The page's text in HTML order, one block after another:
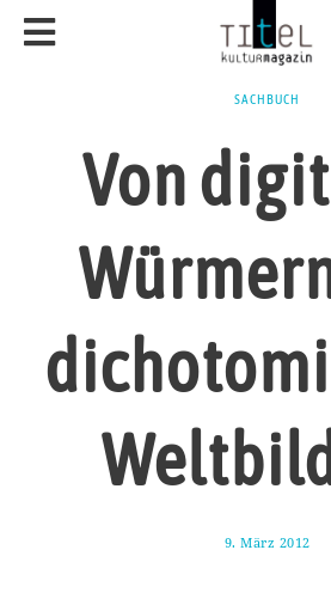
SACHBUCH
Von
9. März 2012